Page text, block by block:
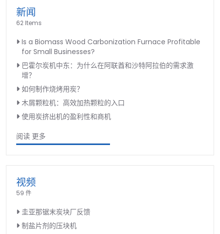
新闻
62 Items
Is a Biomass Wood Carbonization Furnace Profitable
for Small Businesses?
巴霍尔炭机中东：为什么在阿联酋和沙特阿拉伯的需求激
增？
如何制作烧烤用炭？
木屑颗粒机：高效加热颗粒的入口
使用炭挤出机的盈利性和商机
阅读 更多
视频
59 件
圭亚那锯末炭块厂反馈
制盐片剂的压块机